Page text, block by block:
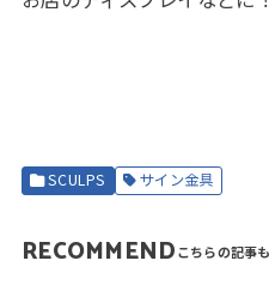
SCULPS サイン金具
RECOMMEND